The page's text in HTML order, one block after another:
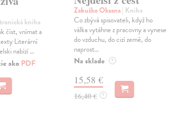
kniha
číst, vnímat a
Literární
nabízí ...
ako PDF
Zabužko Oksana| Kniha
Co zbývá spisovateli, když ho
válka vytáhne z pracovny a vynese
do vzduchu, do cizí země, do
naprost...
Na sklade ?
15,58 €
16,40 € ?